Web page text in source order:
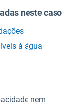
neste caso
à água
nem